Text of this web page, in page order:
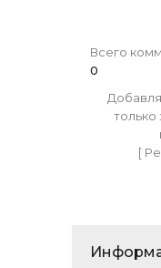
Всего
0
только
[